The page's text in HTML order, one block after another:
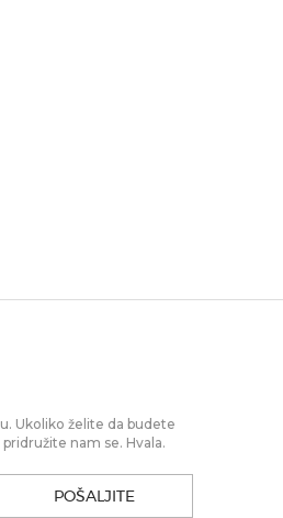
Ukoliko želite da budete
nam se. Hvala.
POŠALJITE